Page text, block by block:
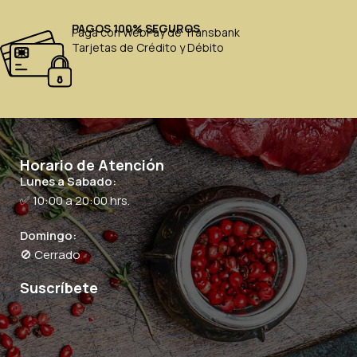
PAGOS 100% SEGUROS
Paga con WebPay de Transbank
Tarjetas de Crédito y Débito
Horario de Atención
Lunes a Sabado:
✅ 10:00 a 20:00 hrs.
Domingo:
🚫 Cerrado
Suscríbete